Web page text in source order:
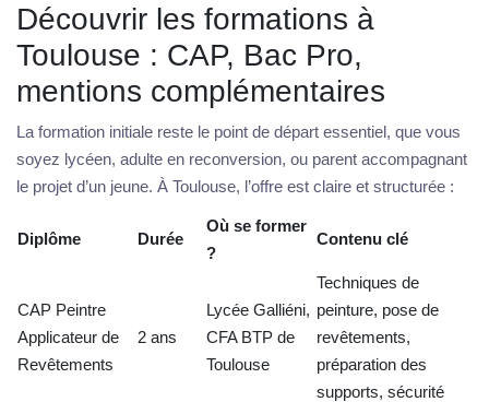
Découvrir les formations à
Toulouse : CAP, Bac Pro,
mentions complémentaires
La formation initiale reste le point de départ essentiel, que vous
soyez lycéen, adulte en reconversion, ou parent accompagnant
le projet d’un jeune. À Toulouse, l’offre est claire et structurée :
Diplôme Durée
Où se former
?
Contenu clé
CAP Peintre
Applicateur de
Revêtements
2 ans
Lycée Galliéni,
CFA BTP de
Toulouse
Techniques de
peinture, pose de
revêtements,
préparation des
supports, sécurité